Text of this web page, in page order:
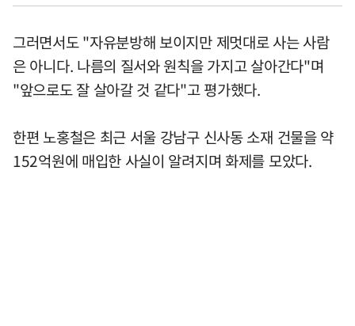
그러면서도 "자유분방해 보이지만 제멋대로 사는 사람
은 아니다. 나름의 질서와 원칙을 가지고 살아간다"며
"앞으로도 잘 살아갈 것 같다"고 평가했다.
한편 노홍철은 최근 서울 강남구 신사동 소재 건물을 약
152억원에 매입한 사실이 알려지며 화제를 모았다.